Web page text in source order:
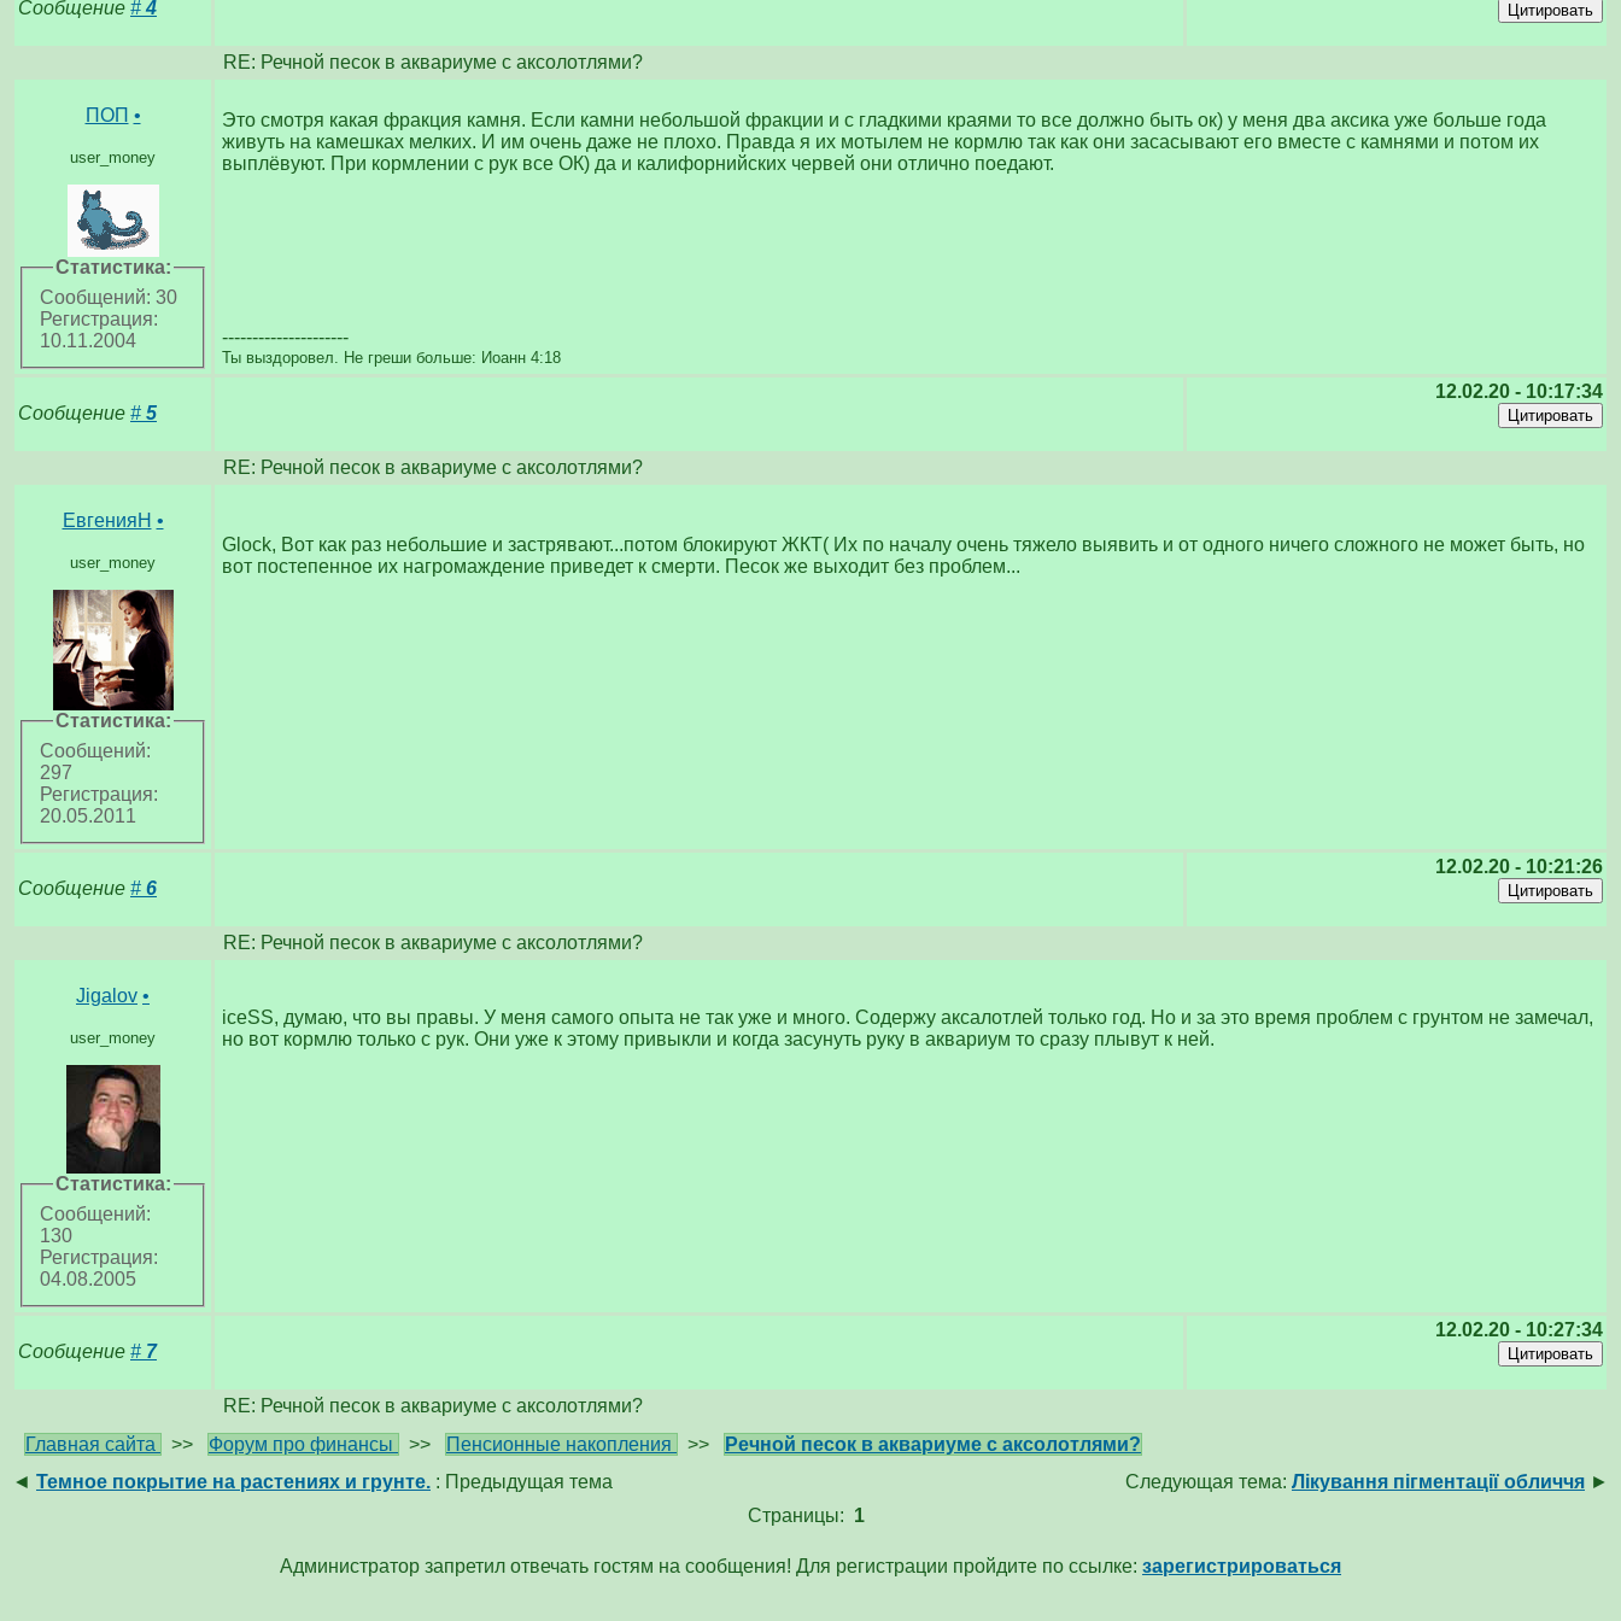
Сообщение #4
RE: Речной песок в аквариуме с аксолотлями?
ПОП •
user_money
Статистика:
Сообщений: 30
Регистрация:
10.11.2004
Это смотря какая фракция камня. Если камни небольшой фракции и с гладкими краями то все должно быть ок) у меня два аксика уже больше года
живуть на камешках мелких. И им очень даже не плохо. Правда я их мотылем не кормлю так как они засасывают его вместе с камнями и потом их
выплёвуют. При кормлении с рук все ОК) да и калифорнийских червей они отлично поедают.
---------------------
Ты выздоровел. Не греши больше: Иоанн 4:18
Сообщение # 5
12.02.20 - 10:17:34
RE: Речной песок в аквариуме с аксолотлями?
ЕвгенияН •
user_money
Статистика:
Сообщений:
297
Регистрация:
20.05.2011
Glock, Вот как раз небольшие и застрявают...потом блокируют ЖКТ( Их по началу очень тяжело выявить и от одного ничего сложного не может быть, но
вот постепенное их нагромаждение приведет к смерти. Песок же выходит без проблем...
Сообщение # 6
12.02.20 - 10:21:26
RE: Речной песок в аквариуме с аксолотлями?
Jigalov •
user_money
Статистика:
Сообщений:
130
Регистрация:
04.08.2005
iceSS, думаю, что вы правы. У меня самого опыта не так уже и много. Содержу аксалотлей только год. Но и за это время проблем с грунтом не замечал,
но вот кормлю только с рук. Они уже к этому привыкли и когда засунуть руку в аквариум то сразу плывут к ней.
Сообщение # 7
12.02.20 - 10:27:34
RE: Речной песок в аквариуме с аксолотлями?
Главная сайта
>> Форум про финансы >> Пенсионные накопления >>
Речной песок в аквариуме с аксолотлями?
◄ Темное покрытие на растениях и грунте. : Предыдущая тема Следующая тема: Лікування пігментації обличчя ►
Страницы: 1
Администратор запретил отвечать гостям на сообщения! Для регистрации пройдите по ссылке: зарегистрироваться